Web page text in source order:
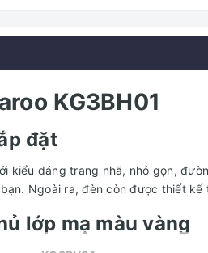
KG3BH01
đặt
kiểu dáng trang nhã, nhỏ gọn,
Ngoài ra, đèn còn được thiết
lớp mạ màu vàng